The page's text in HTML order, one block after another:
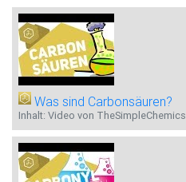
Was sind Carbonsäuren?
Inhalt: Video von TheSimpleChemics